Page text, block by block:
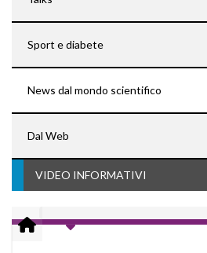
Sport e diabete
News dal mondo scientifico
Dal Web
VIDEO INFORMATIVI